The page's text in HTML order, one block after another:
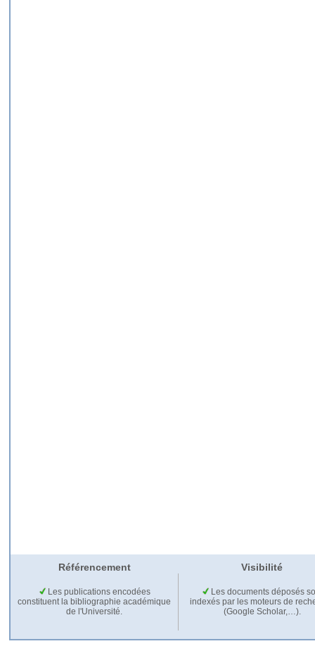
Référencement Visibilité
Les publications encodées
constituent la bibliographie académique
de l'Université.
Les documents déposés
indexés par les moteurs de
(Google Scholar,…).